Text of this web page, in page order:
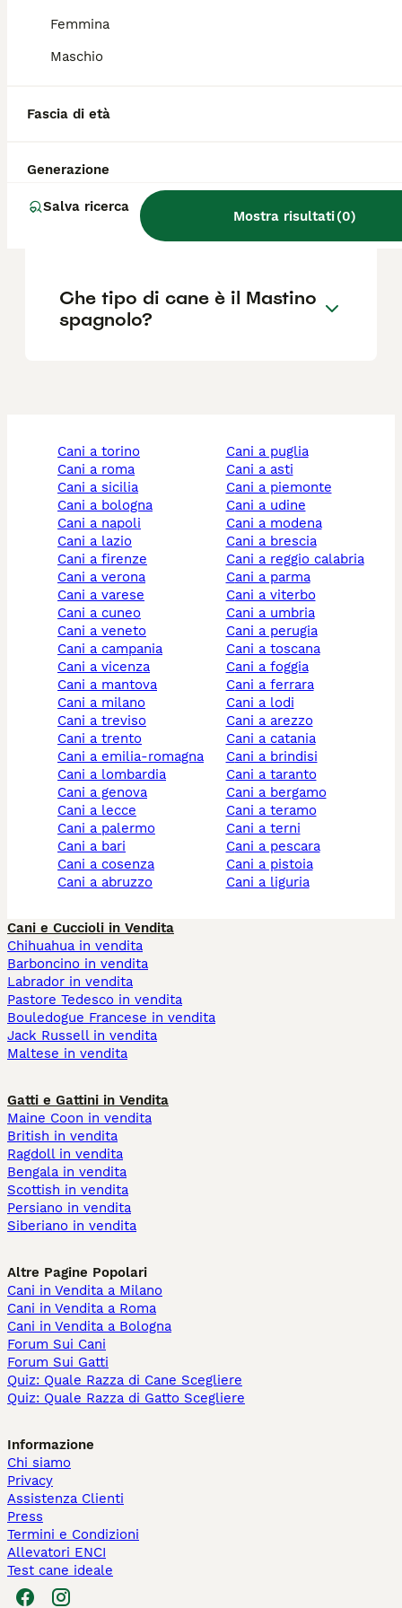
Femmina
Maschio
Fascia di età
Generazione
Salva ricerca
Mostra risultati(0)
Che carattere ha il mastino?
Quanto è grande un Mastino
Mastino spagnolo quanto
Che tipo di cane è il Mastino
spagnolo?
cani a torino
cani a roma
cani a sicilia
cani a bologna
cani a napoli
cani a lazio
cani a firenze
cani a verona
cani a varese
cani a cuneo
cani a veneto
cani a campania
cani a vicenza
cani a mantova
cani a milano
cani a treviso
cani a trento
cani a emilia-romagna
cani a lombardia
cani a genova
cani a lecce
cani a palermo
cani a bari
cani a cosenza
cani a abruzzo
cani a puglia
cani a asti
cani a piemonte
cani a udine
cani a modena
cani a brescia
cani a reggio calabria
cani a parma
cani a viterbo
cani a umbria
cani a perugia
cani a toscana
cani a foggia
cani a ferrara
cani a lodi
cani a arezzo
cani a catania
cani a brindisi
cani a taranto
cani a bergamo
cani a teramo
cani a terni
cani a pescara
cani a pistoia
cani a liguria
Cani e Cuccioli in Vendita
Chihuahua in vendita
Barboncino in vendita
Labrador in vendita
Pastore Tedesco in vendita
Bouledogue Francese in vendita
Jack Russell in vendita
Maltese in vendita
Gatti e Gattini in Vendita
Maine Coon in vendita
British in vendita
Ragdoll in vendita
Bengala in vendita
Scottish in vendita
Persiano in vendita
Siberiano in vendita
Altre Pagine Popolari
Cani in Vendita a Milano
Cani in Vendita a Roma
Cani in Vendita a Bologna
Forum Sui Cani
Forum Sui Gatti
Quiz: Quale Razza di Cane Scegliere
Quiz: Quale Razza di Gatto Scegliere
Informazione
Chi siamo
Privacy
Assistenza Clienti
Press
Termini e Condizioni
Allevatori ENCI
Test cane ideale